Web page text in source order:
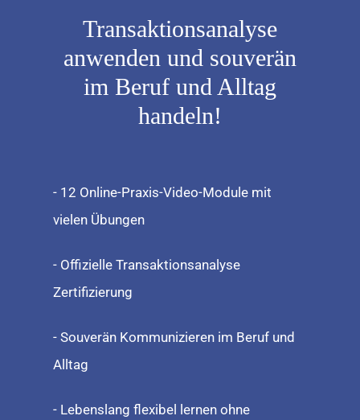
Transaktionsanalyse
anwenden und souverän
im Beruf und Alltag
handeln!
- 12 Online-Praxis-Video-Module mit
vielen Übungen
- Offizielle Transaktionsanalyse
Zertifizierung
- Souverän Kommunizieren im Beruf und
Alltag
- Lebenslang flexibel lernen ohne